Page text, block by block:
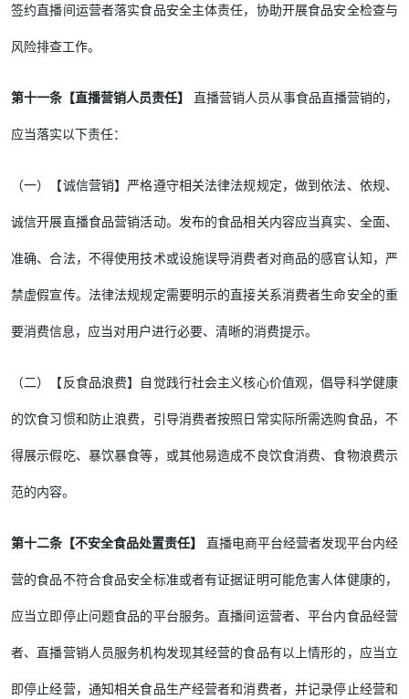
签约直播间运营者落实食品安全主体责任，协助开展食品安全检查与
风险排查工作。
第十一条【直播营销人员责任】 直播营销人员从事食品直播营销的，
应当落实以下责任：
（一）【诚信营销】严格遵守相关法律法规规定，做到依法、依规、
诚信开展直播食品营销活动。发布的食品相关内容应当真实、全面、
准确、合法，不得使用技术或设施误导消费者对商品的感官认知，严
禁虚假宣传。法律法规规定需要明示的直接关系消费者生命安全的重
要消费信息，应当对用户进行必要、清晰的消费提示。
（二）【反食品浪费】自觉践行社会主义核心价值观，倡导科学健康
的饮食习惯和防止浪费，引导消费者按照日常实际所需选购食品，不
得展示假吃、暴饮暴食等，或其他易造成不良饮食消费、食物浪费示
范的内容。
第十二条【不安全食品处置责任】 直播电商平台经营者发现平台内经
营的食品不符合食品安全标准或者有证据证明可能危害人体健康的，
应当立即停止问题食品的平台服务。直播间运营者、平台内食品经营
者、直播营销人员服务机构发现其经营的食品有以上情形的，应当立
即停止经营，通知相关食品生产经营者和消费者，并记录停止经营和